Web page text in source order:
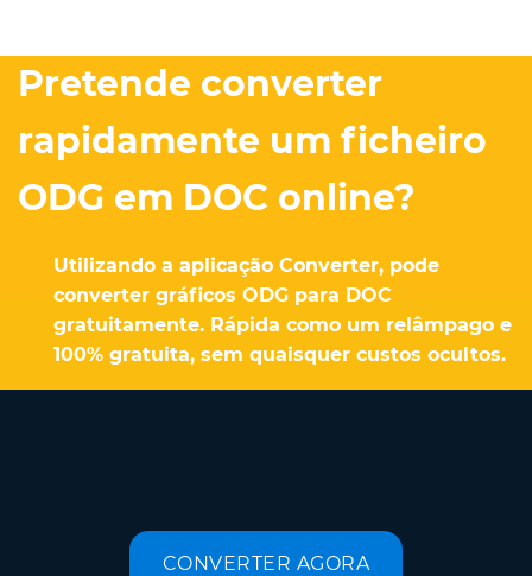
Pretende converter
rapidamente um ficheiro
ODG em DOC online?
Utilizando a aplicação Converter, pode
converter gráficos ODG para DOC
gratuitamente. Rápida como um relâmpago e
100% gratuita, sem quaisquer custos ocultos.
CONVERTER AGORA